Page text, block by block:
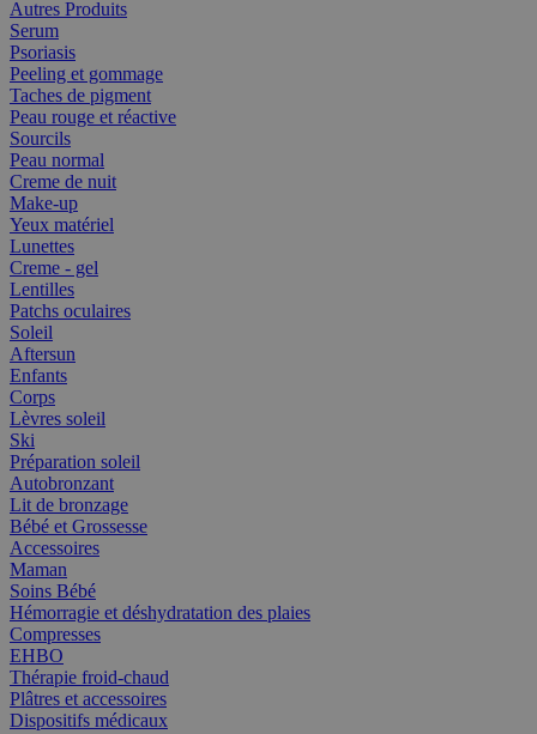
Autres Produits
Serum
Psoriasis
Peeling et gommage
Taches de pigment
Peau rouge et réactive
Sourcils
Peau normal
Creme de nuit
Make-up
Yeux matériel
Lunettes
Creme - gel
Lentilles
Patchs oculaires
Soleil
Aftersun
Enfants
Corps
Lèvres soleil
Ski
Préparation soleil
Autobronzant
Lit de bronzage
Bébé et Grossesse
Accessoires
Maman
Soins Bébé
Hémorragie et déshydratation des plaies
Compresses
EHBO
Thérapie froid-chaud
Plâtres et accessoires
Dispositifs médicaux